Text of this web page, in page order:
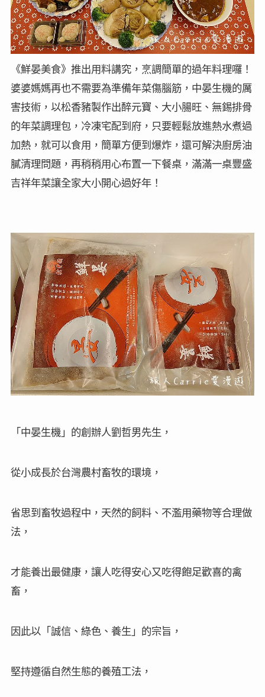
《鮮晏美食》推出用料講究，烹調簡單的過年料理囉！
婆婆媽媽再也不需要為準備年菜傷腦筋，中晏生機的厲
害技術，以松香豬製作出醉元寶、大小腸旺、無錫排骨
的年菜調理包，冷凍宅配到府，只要輕鬆放進熱水煮過
加熱，就可以食用，簡單方便到爆炸，還可解決廚房油
膩清理問題，再稍稍用心布置一下餐桌，滿滿一桌豐盛
吉祥年菜讓全家大小開心過好年！
「中晏生機」 的創辦人劉哲男先生，
從小成長於台灣農村畜牧的環境，
省思到畜牧過程中，天然的飼料、不濫用藥物等合理做
法，
才能養出最健康，讓人吃得安心又吃得飽足歡喜的禽
畜，
因此以「誠信、綠色、養生」的宗旨，
堅持遵循自然生態的養殖工法，